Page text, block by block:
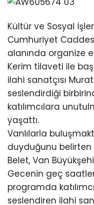
Kültür ve Sosyal
Cumhuriyet
alanında organize
Kerim tilaveti ile
ilahi sanatçısı
seslendirdiği
katılımcılara
yaşattı.
Vanlılarla
duyduğunu belirten
Belet, Van
Gecenin geç
programda
seslendiren ilahi